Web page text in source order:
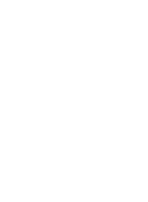
Alojamento
e o
no Porto e leu
primeira